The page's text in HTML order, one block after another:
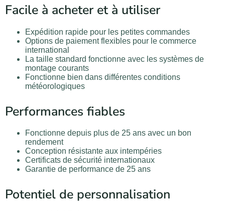
Facile à acheter et à utiliser
Expédition rapide pour les petites commandes
Options de paiement flexibles pour le commerce
international
La taille standard fonctionne avec les systèmes de
montage courants
Fonctionne bien dans différentes conditions
météorologiques
Performances fiables
Fonctionne depuis plus de 25 ans avec un bon
rendement
Conception résistante aux intempéries
Certificats de sécurité internationaux
Garantie de performance de 25 ans
Potentiel de personnalisation